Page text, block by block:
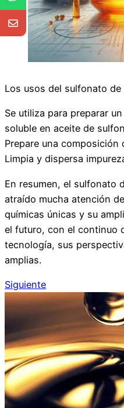
Los usos del sulfonato
Se utiliza para preparar
soluble en aceite de
Prepare una
Limpia y dispersa
En resumen, el sulfonato
atraído mucha atención
químicas únicas y su
el futuro, con el continuo
tecnología, sus
amplias.
Siguiente